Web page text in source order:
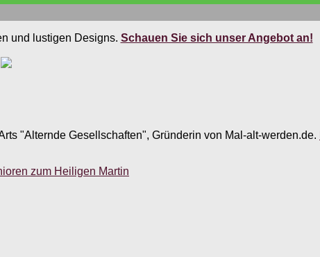
und lustigen Designs. Schauen Sie sich unser Angebot an!
"Alternde Gesellschaften", Gründerin von Mal-alt-werden.de.
zum Heiligen Martin